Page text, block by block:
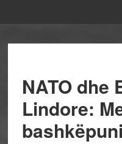
NATO dhe
Lindore: